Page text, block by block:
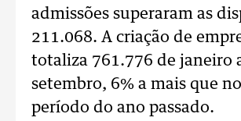
admissões superaram as
211.068. A criação de
totaliza 761.776 de janeiro
setembro, 6% a mais que
período do ano passado.